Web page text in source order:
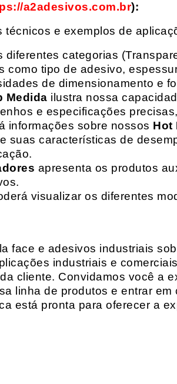
a2adesivos.com.br):
e exemplos de
diferentes categorias
tipo de adesivo,
de dimensionamento e
Medida ilustra nossa
e especificações
informações sobre nossos Hot
suas características de
apresenta os produtos
visualizar os diferentes
face e adesivos industriais
industriais e
cliente. Convidamos você a
linha de produtos e entrar
está pronta para oferecer a